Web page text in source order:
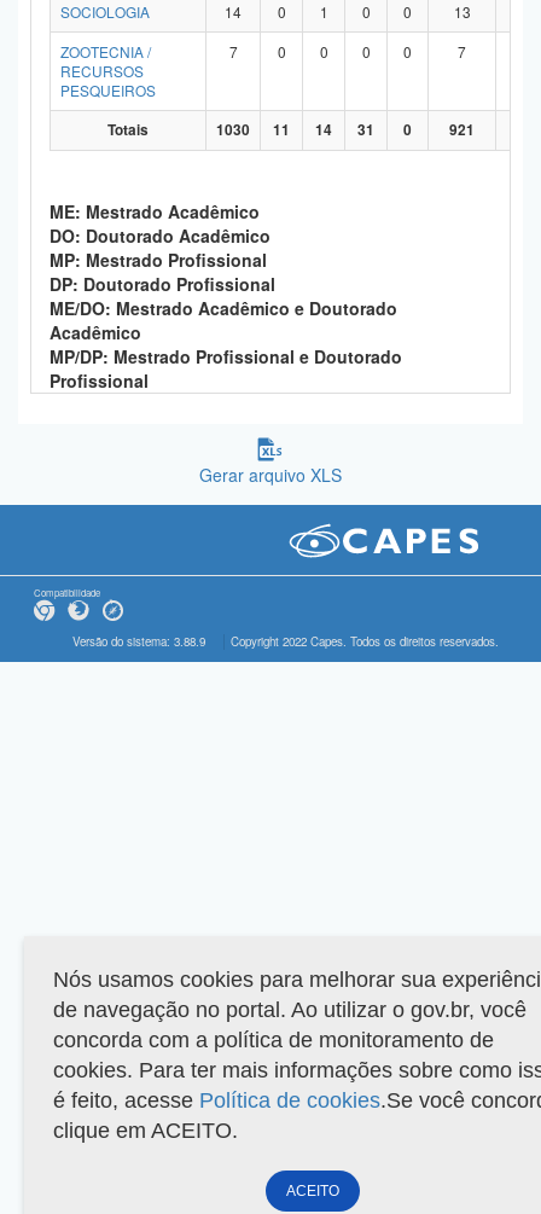
SOCIOLOGIA
14 0 1 0 0 13
ZOOTECNIA /
RECURSOS
PESQUEIROS
7 0 0 0 0 7
Totais 1030 11 14 31 0 921
ME: Mestrado Acadêmico
DO: Doutorado Acadêmico
MP: Mestrado Profissional
DP: Doutorado Profissional
ME/DO: Mestrado Acadêmico e Doutorado
Acadêmico
MP/DP: Mestrado Profissional e Doutorado
Profissional
Gerar arquivo XLS
Compatibilidade
Versão do sistema: 3.88.9 Copyright 2022 Capes. Todos os direitos reservados.
Nós usamos cookies para melhorar sua
de navegação no portal. Ao utilizar o gov.br, você
concorda com a política de monitoramento de
cookies. Para ter mais informações sobre como
é feito, acesse Política de cookies.Se você
clique em ACEITO.
ACEITO